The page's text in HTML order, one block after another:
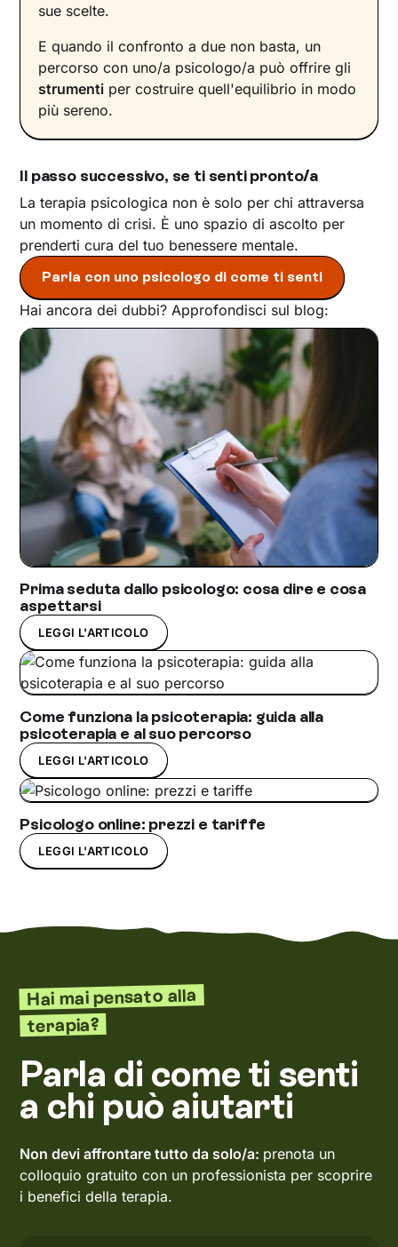
sue scelte.
E quando il confronto a due non basta, un
percorso con uno/a psicologo/a può offrire gli
strumenti per costruire quell'equilibrio in modo
più sereno.
Il passo successivo, se ti senti pronto/a
La terapia psicologica non è solo per chi attraversa
un momento di crisi. È uno spazio di ascolto per
prenderti cura del tuo benessere mentale.
Parla con uno psicologo di come ti senti
Hai ancora dei dubbi? Approfondisci sul blog:
Prima seduta dallo psicologo: cosa dire e cosa
aspettarsi
LEGGI L'ARTICOLO
Come funziona la psicoterapia: guida alla
psicoterapia e al suo percorso
LEGGI L'ARTICOLO
Psicologo online: prezzi e tariffe
LEGGI L'ARTICOLO
Hai mai pensato alla
terapia?
Parla di come ti senti
a chi può aiutarti
Non devi affrontare tutto da solo/a: prenota un
colloquio gratuito con un professionista per scoprire
i benefici della terapia.